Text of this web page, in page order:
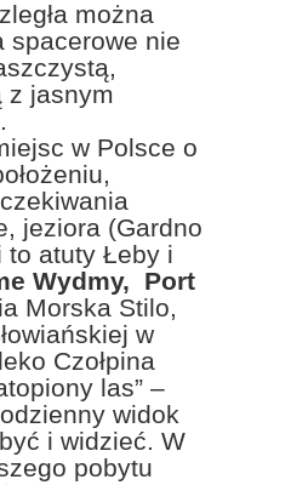
można
spacerowe nie
z jasnym
w Polsce o
jeziora (Gardno
to atuty Łeby i
Wydmy, Port
Morska Stilo,
w
Czołpina
las” –
widok
i widzieć. W
pobytu